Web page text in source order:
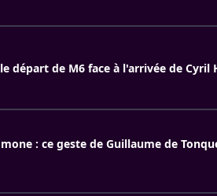
départ de M6 face à l'arrivée de Cyril
: ce geste de Guillaume de